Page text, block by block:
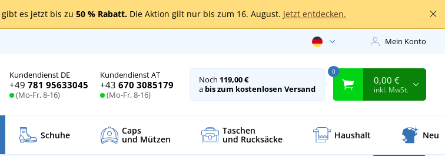
gibt es jetzt bis zu 50 % Rabatt. Die Aktion gilt nur bis zum 16. August. Jetzt entdecken.
Mein Konto
Kundendienst DE
+49 781 95633045
(Mo-Fr, 8-16)
Kundendienst AT
+43 670 3085179
(Mo-Fr, 8-16)
Noch 119,00 €
a bis zum kostenlosen Versand
0
0,00 €
inkl. MwSt.
Schuhe Caps
und Mützen
Taschen
und Rucksäcke Haushalt Neu